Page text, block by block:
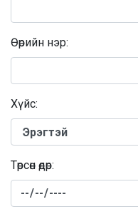
Өөрийн нэр:
Хүйс:
Төрсөн өдөр: